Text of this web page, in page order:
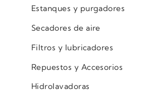
Estanques y purgadores
Secadores de aire
Filtros y lubricadores
Repuestos y Accesorios
Hidrolavadoras